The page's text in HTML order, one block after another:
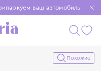
ваш автомобиль
от 15 000 ₽
были еще удобнее
Похожие